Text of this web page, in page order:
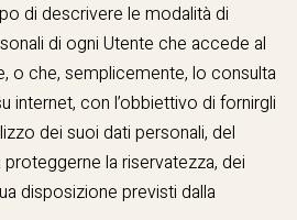
di descrivere le modalità di
di ogni Utente che accede al
o che, semplicemente, lo consulta
internet, con l’obbiettivo di fornirgli
dei suoi dati personali, del
la riservatezza, dei
disposizione previsti dalla